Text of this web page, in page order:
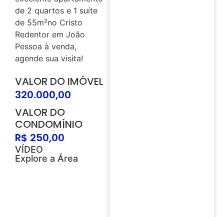
de 2 quartos e 1 suíte
de 55m²no Cristo
Redentor em João
Pessoa à venda,
agende sua visita!
VALOR DO IMÓVEL
320.000,00
VALOR DO
CONDOMÍNIO
R$ 250,00
VÍDEO
Explore a Área